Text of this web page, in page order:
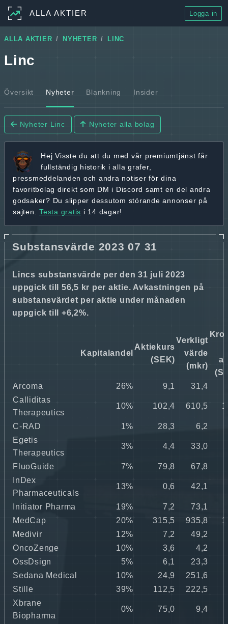
ALLA AKTIER Logga in
ALLA AKTIER NYHETER LINC
Linc
Översikt Nyheter Blankning Insider
Nyheter Linc Nyheter alla bolag
Hej Visste du att du med vår premiumtjänst får
fullständig historik i alla grafer,
pressmeddelanden och andra notiser för dina
favoritbolag direkt som DM i Discord samt en del andra
godsaker? Du slipper dessutom störande annonser på
sajten. Testa gratis i 14 dagar!
Substansvärde 2023 07 31
Lincs substansvärde per den 31 juli 2023
uppgick till 56,5 kr per aktie. Avkastningen på
substansvärdet per aktie under månaden
uppgick till +6,2%.
Kapitalandel
Aktiekurs
(SEK)
Verkligt
värde
(mkr)
Arcoma
26% 9,1 31,4
Calliditas
Therapeutics
10% 102,4 610,5
C-RAD 1% 28,3 6,2
Egetis
Therapeutics
3% 4,4 33,0
FluoGuide 7% 79,8 67,8
InDex
Pharmaceuticals
13% 0,6 42,1
Initiator Pharma 19% 7,2 73,1
MedCap
20% 315,5 935,8
Medivir
12% 7,2 49,2
OncoZenge
10% 3,6 4,2
OssDsign
5% 6,1 23,3
Sedana Medical
10% 24,9 251,6
Stille
39% 112,5 222,5
Xbrane
Biopharma
0% 75,0 9,4